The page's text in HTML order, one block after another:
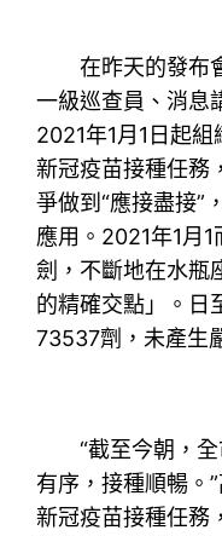
在昨天的發布會
一級巡查員、消息
2021年1月1日起
新冠疫苗接種任務
爭做到“應接盡接”
應用。2021年1月
劍，不斷地在水瓶
的精確交點」。日
73537劑，未產生
“截至今朝，全
有序，接種順暢。
新冠疫苗接種任務